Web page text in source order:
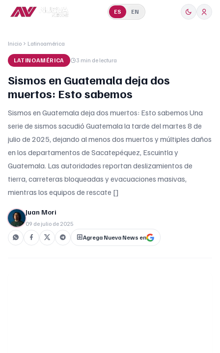
ES EN
Inicio Latinoamérica
LATINOAMÉRICA 3 min de lectura
Sismos en Guatemala deja dos
muertos: Esto sabemos
Sismos en Guatemala deja dos muertos: Esto sabemos Una
serie de sismos sacudió Guatemala la tarde del martes 8 de
julio de 2025, dejando al menos dos muertos y múltiples daños
en los departamentos de Sacatepéquez, Escuintla y
Guatemala. Las autoridades reportan deslizamientos de
tierra, carreteras bloqueadas y evacuaciones masivas,
mientras los equipos de rescate []
Juan Mori
09 de julio de 2025
Agrega Nueva News en